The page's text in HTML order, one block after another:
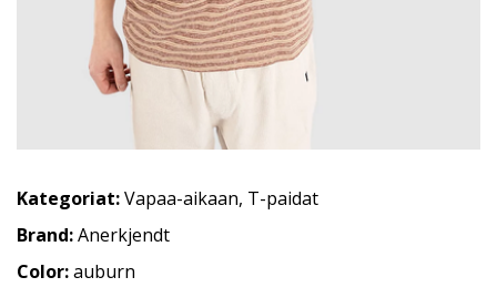
Kategoriat:Vapaa-aikaan, T-paidat
Brand:Anerkjendt
Color:auburn